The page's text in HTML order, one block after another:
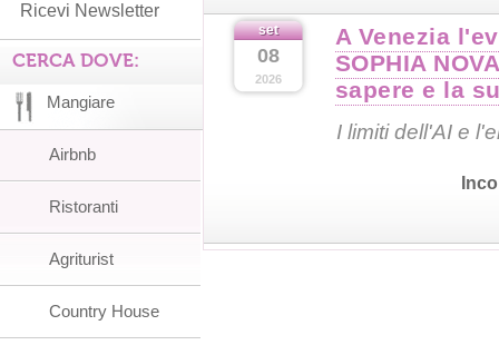
set
08
2026
A Venezia
SOPHIA
sapere e la
I limiti dell'AI e
Ricevi Newsletter
CERCA DOVE:
Mangiare
Airbnb
Ristoranti
Agriturist
Country House